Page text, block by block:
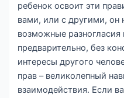
ребенок освоит эти
вами, или с другими, он
возможные разногласия
предварительно, без
интересы другого
прав – великолепный
взаимодействия. Если